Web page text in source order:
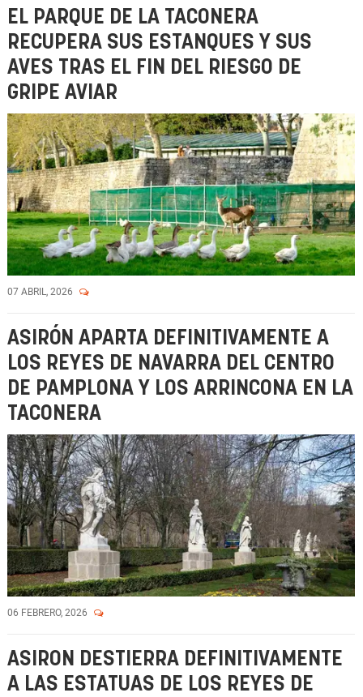
EL PARQUE DE LA TACONERA
RECUPERA SUS ESTANQUES Y SUS
AVES TRAS EL FIN DEL RIESGO DE
GRIPE AVIAR
07 ABRIL, 2026
ASIRÓN APARTA DEFINITIVAMENTE A
LOS REYES DE NAVARRA DEL CENTRO
DE PAMPLONA Y LOS ARRINCONA EN LA
TACONERA
06 FEBRERO, 2026
ASIRON DESTIERRA DEFINITIVAMENTE
A LAS ESTATUAS DE LOS REYES DE